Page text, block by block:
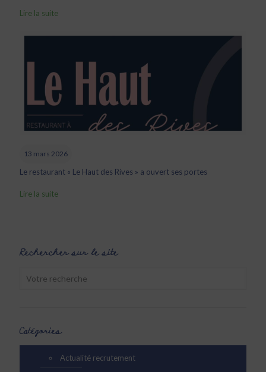
Lire la suite
13 mars 2026
Le restaurant « Le Haut des Rives » a ouvert ses portes
Lire la suite
Rechercher sur le site
Catégories
Actualité recrutement